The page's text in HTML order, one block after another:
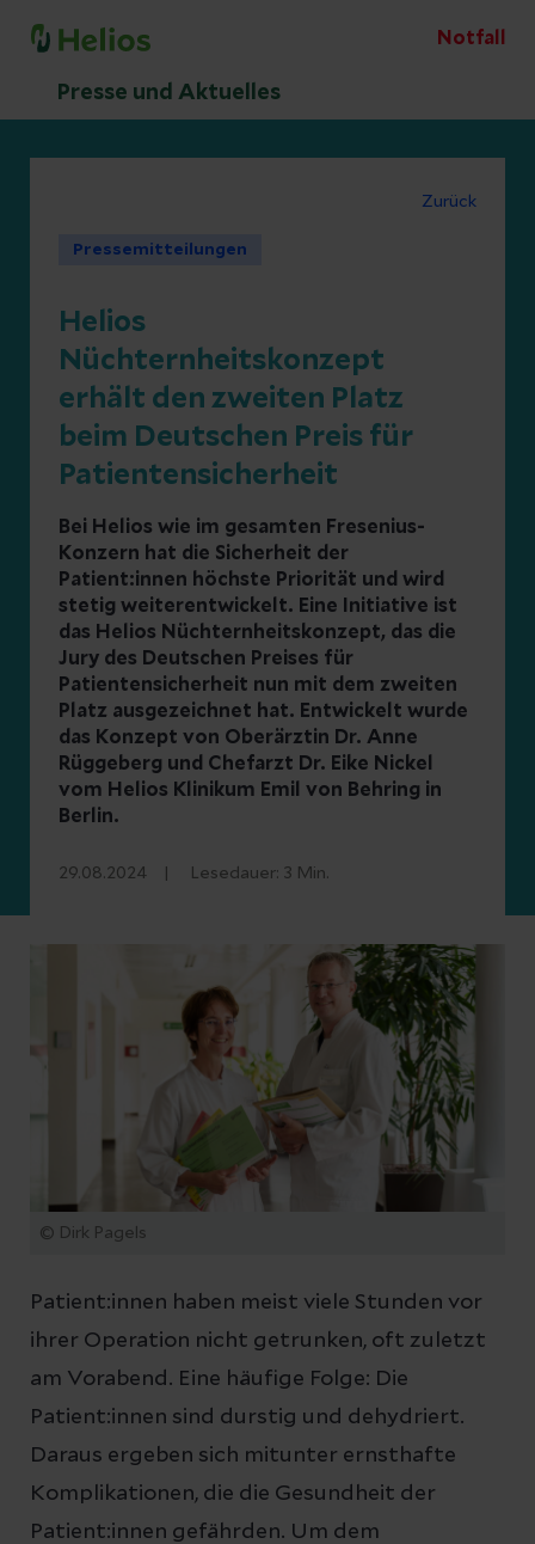
Notfall
Presse und Aktuelles
Zurück
Pressemitteilungen
Helios
Nüchternheitskonzept
erhält den zweiten Platz
beim Deutschen Preis für
Patientensicherheit
Bei Helios wie im gesamten Fresenius-
Konzern hat die Sicherheit der
Patient:innen höchste Priorität und wird
stetig weiterentwickelt. Eine Initiative ist
das Helios Nüchternheitskonzept, das die
Jury des Deutschen Preises für
Patientensicherheit nun mit dem zweiten
Platz ausgezeichnet hat. Entwickelt wurde
das Konzept von Oberärztin Dr. Anne
Rüggeberg und Chefarzt Dr. Eike Nickel
vom Helios Klinikum Emil von Behring in
Berlin.
29.08.2024 Lesedauer: 3 Min.
© Dirk Pagels
Patient:innen haben meist viele Stunden vor
ihrer Operation nicht getrunken, oft zuletzt
am Vorabend. Eine häufige Folge: Die
Patient:innen sind durstig und dehydriert.
Daraus ergeben sich mitunter ernsthafte
Komplikationen, die die Gesundheit der
Patient:innen gefährden. Um dem